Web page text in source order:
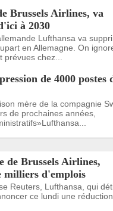
Brussels Airlines, va
à 2030
Lufthansa va
en Allemagne. On
chez...
de 4000 postes
mère de la compagnie
de prochaines années,
de Brussels Airlines,
milliers d'emplois
Reuters, Lufthansa, qui
ce lundi une réduction